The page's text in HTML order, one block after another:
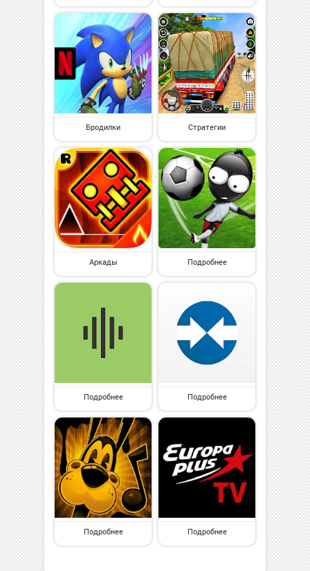
Бродилки Стратегии
Аркады Подробнее
Подробнее Подробнее
Подробнее Подробнее